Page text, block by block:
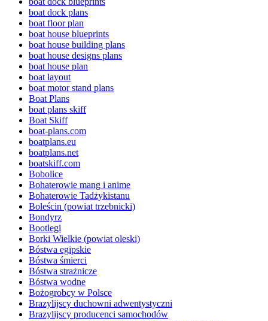
boat dock plans
boat floor plan
boat house blueprints
boat house building plans
boat house designs plans
boat house plan
boat layout
boat motor stand plans
Boat Plans
boat plans skiff
Boat Skiff
boat-plans.com
boatplans.eu
boatplans.net
boatskiff.com
Bobolice
Bohaterowie mang i anime
Bohaterowie Tadżykistanu
Boleścin (powiat trzebnicki)
Bondyrz
Bootlegi
Borki Wielkie (powiat oleski)
Bóstwa egipskie
Bóstwa śmierci
Bóstwa strażnicze
Bóstwa wodne
Bożogrobcy w Polsce
Brazylijscy duchowni adwentystyczni
Brazylijscy producenci samochodów